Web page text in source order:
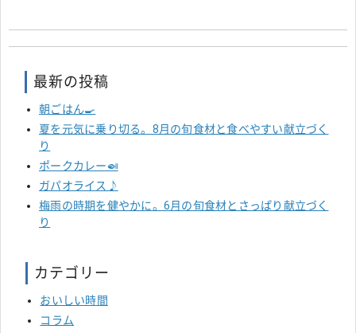
最新の投稿
朝ごはん🍳
夏を元気に乗り切る。8月の旬食材と食べやすい献立づく
り
ポークカレー🍛
ガパオライス♪
梅雨の時期を健やかに。6月の旬食材とさっぱり献立づく
り
カテゴリー
おいしい時間
コラム